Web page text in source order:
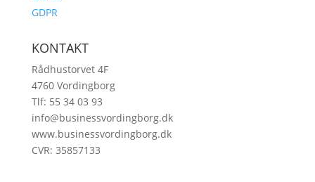
GDPR
KONTAKT
Rådhustorvet 4F
4760 Vordingborg
Tlf: 55 34 03 93
info@businessvordingborg.dk
www.businessvordingborg.dk
CVR: 35857133